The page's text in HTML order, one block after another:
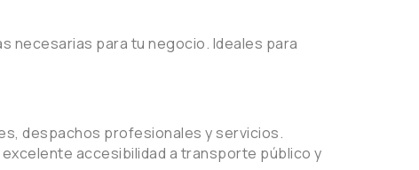
necesarias para tu negocio. Ideales para
despachos profesionales y servicios.
excelente accesibilidad a transporte público y